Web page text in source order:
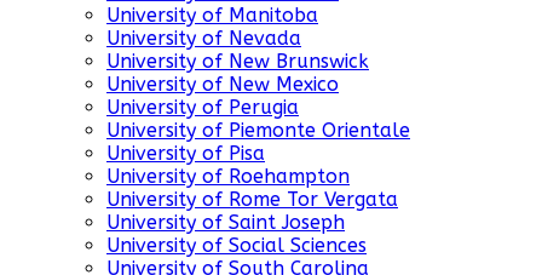
University of Manitoba
University of Nevada
University of New Brunswick
University of New Mexico
University of Perugia
University of Piemonte Orientale
University of Pisa
University of Roehampton
University of Rome Tor Vergata
University of Saint Joseph
University of Social Sciences
University of South Carolina